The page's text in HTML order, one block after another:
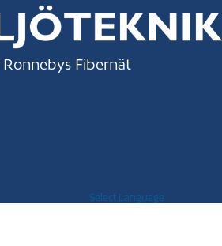
Fibernät
Select Language